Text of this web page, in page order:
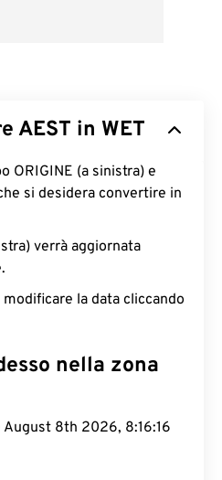
AEST in WET
ORIGINE (a sinistra) e
si desidera convertire in
verrà aggiornata
la data cliccando
nella zona
8th 2026, 8:16:17